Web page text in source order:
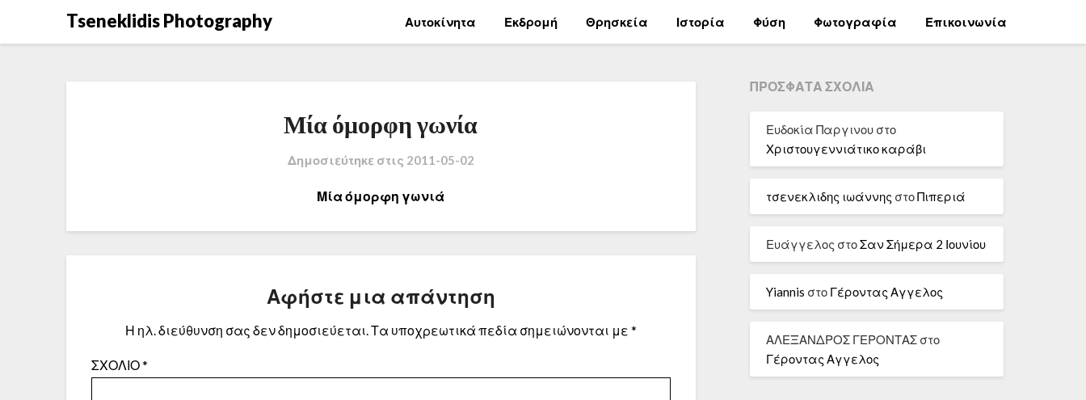
Tseneklidis Photography Αυτοκίνητα Εκδρομή Θρησκεία Ιστορία Φύση Φωτογραφία Επικοινωνία
Μία όμορφη γωνία
Δημοσιεύτηκε στις 2011-05-02
Μία όμορφη γωνιά
Αφήστε μια απάντηση
Η ηλ. διεύθυνση σας δεν δημοσιεύεται.Τα υποχρεωτικά πεδία σημειώνονται με *
ΣΧΌΛΙΟ*
ΠΡΌΣΦΑΤΑ ΣΧΌΛΙΑ
Ευδοκία Παργινουστο
Χριστουγεννιάτικο καράβι
τσενεκλιδης ιωάννης στοΠιπεριά
Ευάγγελος στοΣαν Σήμερα 2 Ιουνίου
Yiannis στο Γέροντας Αγγελος
ΑΛΕΞΑΝΔΡΟΣ ΓΕΡΟΝΤΑΣστο
Γέροντας Αγγελος